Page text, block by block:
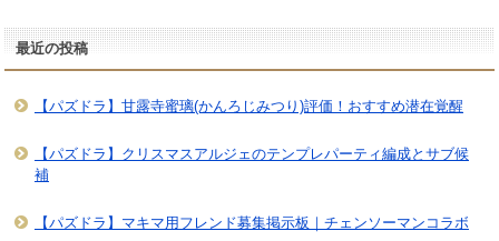
最近の投稿
【パズドラ】甘露寺蜜璃(かんろじみつり)評価！おすすめ潜在覚醒
【パズドラ】クリスマスアルジェのテンプレパーティ編成とサブ候
補
【パズドラ】マキマ用フレンド募集掲示板｜チェンソーマンコラボ